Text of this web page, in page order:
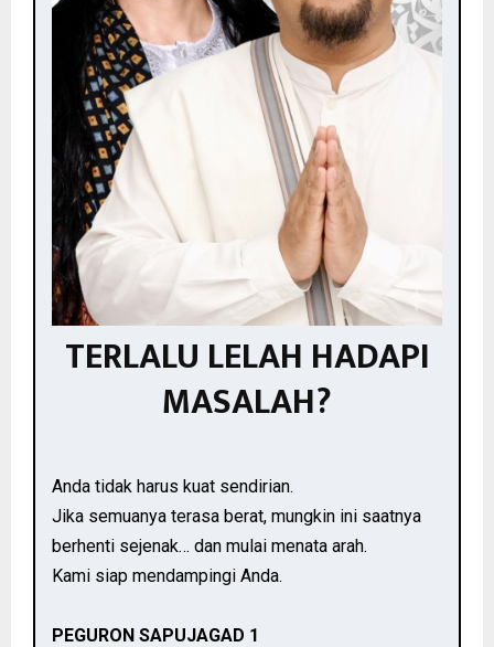
TERLALU LELAH HADAPI
MASALAH?
Anda tidak harus kuat sendirian.
Jika semuanya terasa berat, mungkin ini saatnya
berhenti sejenak… dan mulai menata arah.
Kami siap mendampingi Anda.
PEGURON SAPUJAGAD 1